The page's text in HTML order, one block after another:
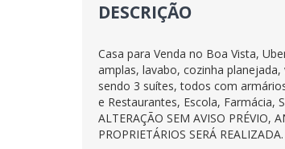
DESCRIÇÃO
Casa para Venda no Boa Vista,
amplas, lavabo, cozinha
sendo 3 suítes, todos com
e Restaurantes, Escola, Farmácia,
ALTERAÇÃO SEM AVISO PRÉVIO,
PROPRIETÁRIOS SERÁ REALIZADA.